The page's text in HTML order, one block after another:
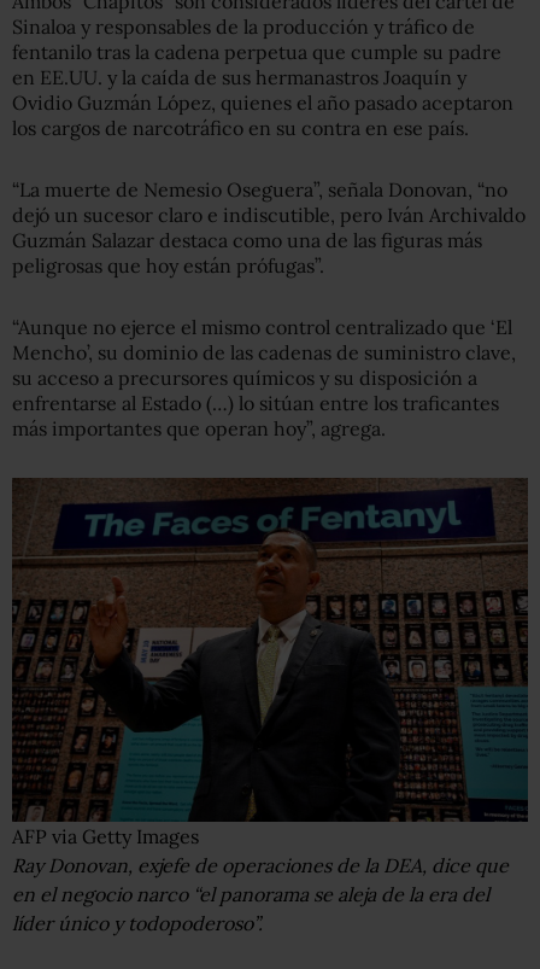
Sinaloa y responsables de la producción y tráfico de
fentanilo tras la cadena perpetua que cumple su padre
en EE.UU. y la caída de sus hermanastros Joaquín y
Ovidio Guzmán López, quienes el año pasado aceptaron
los cargos de narcotráfico en su contra en ese país.
“La muerte de Nemesio Oseguera”, señala Donovan, “no
dejó un sucesor claro e indiscutible, pero Iván Archivaldo
Guzmán Salazar destaca como una de las figuras más
peligrosas que hoy están prófugas”.
“Aunque no ejerce el mismo control centralizado que ‘El
Mencho’, su dominio de las cadenas de suministro clave,
su acceso a precursores químicos y su disposición a
enfrentarse al Estado (…) lo sitúan entre los traficantes
más importantes que operan hoy”, agrega.
AFP via Getty Images
Ray Donovan, exjefe de operaciones de la DEA, dice que
en el negocio narco “el panorama se aleja de la era del
líder único y todopoderoso”.